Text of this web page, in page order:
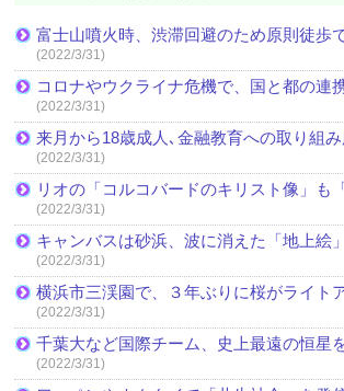
富士山噴火時、渋滞回避のため原則徒歩
(2022/3/31)
コロナやウクライナ危機で、国と都の連
(2022/3/31)
来月から18歳成人､金融教育への取り組み
(2022/3/31)
リオの「コルコバードのキリスト像」も
(2022/3/31)
キャンバスは砂浜、波に消えた「地上絵」
(2022/3/31)
横浜市三渓園で、３年ぶりに桜がライト
(2022/3/31)
千葉大など国際チーム、史上最遠の恒星
(2022/3/31)